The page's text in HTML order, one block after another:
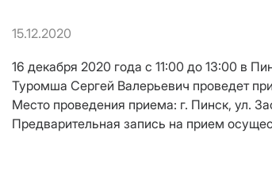
15.12.2020
16 декабря 2020 года с 11:00 до 13:00 в
Туромша Сергей Валерьевич проведет
Место проведения приема: г. Пинск, ул.
Предварительная запись на прием